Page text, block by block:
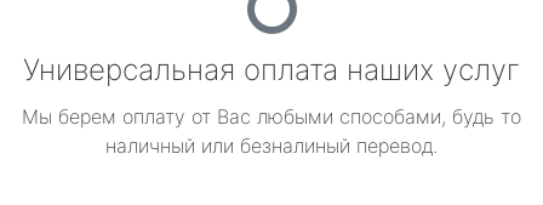
Универсальная оплата наших услуг
Мы берем оплату от Вас любыми способами, будь то
наличный или безналиный перевод.